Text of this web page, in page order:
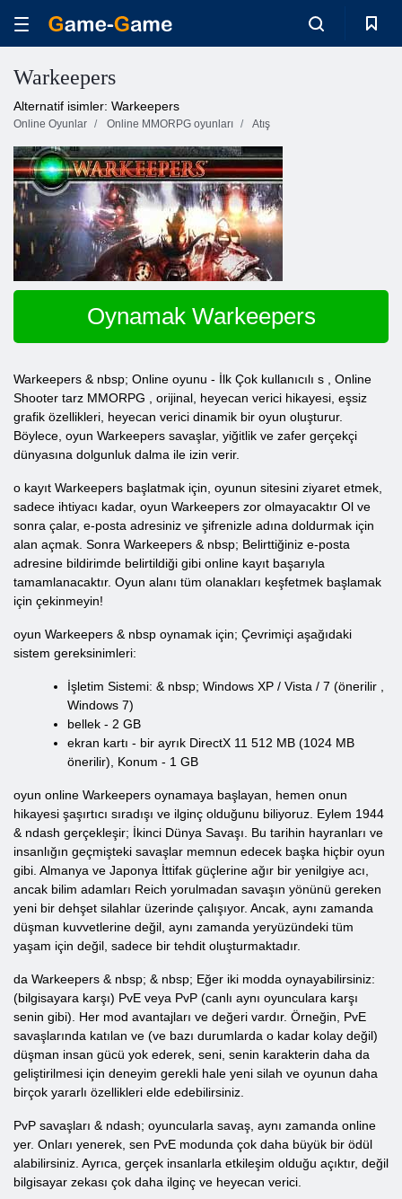
Warkeepers
Alternatif isimler: Warkeepers
Online Oyunlar Online MMORPG oyunları Atış
Oynamak Warkeepers
Warkeepers & nbsp; Online oyunu - İlk Çok kullanıcılı s
, Online
Shooter tarz MMORPG
, orijinal, heyecan verici hikayesi, eşsiz
grafik özellikleri, heyecan verici dinamik bir oyun oluşturur.
Böylece, oyun Warkeepers savaşlar, yiğitlik ve zafer gerçekçi
dünyasına dolgunluk dalma ile izin verir.
o kayıt Warkeepers başlatmak için, oyunun sitesini ziyaret etmek,
sadece ihtiyacı kadar, oyun Warkeepers zor olmayacaktır Ol ve
sonra çalar, e-posta adresiniz ve şifrenizle adına doldurmak için
alan açmak. Sonra Warkeepers & nbsp; Belirttiğiniz e-posta
adresine bildirimde belirtildiği gibi online kayıt başarıyla
tamamlanacaktır. Oyun alanı tüm olanakları keşfetmek başlamak
için çekinmeyin!
oyun Warkeepers & nbsp oynamak için; Çevrimiçi aşağıdaki
sistem gereksinimleri:
İşletim Sistemi: & nbsp; Windows XP / Vista / 7 (önerilir
Windows 7)
bellek - 2 GB
ekran kartı - bir ayrık DirectX 11 512 MB (1024 MB
önerilir), Konum - 1 GB
oyun online Warkeepers oynamaya başlayan, hemen onun
hikayesi şaşırtıcı sıradışı ve ilginç olduğunu biliyoruz. Eylem 1944
& ndash gerçekleşir; İkinci Dünya Savaşı. Bu tarihin hayranları ve
insanlığın geçmişteki savaşlar memnun edecek başka hiçbir oyun
gibi. Almanya ve Japonya İttifak güçlerine ağır bir yenilgiye acı,
ancak bilim adamları Reich yorulmadan savaşın yönünü gereken
yeni bir dehşet silahlar üzerinde çalışıyor. Ancak, aynı zamanda
düşman kuvvetlerine değil, aynı zamanda yeryüzündeki tüm
yaşam için değil, sadece bir tehdit oluşturmaktadır.
da Warkeepers & nbsp; & nbsp; Eğer iki modda oynayabilirsiniz:
(bilgisayara karşı) PvE veya PvP (canlı aynı oyunculara karşı
senin gibi). Her mod avantajları ve değeri vardır. Örneğin, PvE
savaşlarında katılan ve (ve bazı durumlarda o kadar kolay değil)
düşman insan gücü yok ederek, seni, senin karakterin daha da
geliştirilmesi için deneyim gerekli hale yeni silah ve oyunun daha
birçok yararlı özellikleri elde edebilirsiniz.
PvP savaşları & ndash; oyuncularla savaş, aynı zamanda online
yer. Onları yenerek, sen PvE modunda çok daha büyük bir ödül
alabilirsiniz. Ayrıca, gerçek insanlarla etkileşim olduğu açıktır, değil
bilgisayar zekası çok daha ilginç ve heyecan verici.